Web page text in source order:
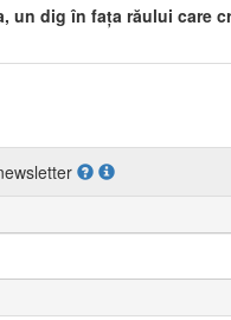
un dig în fața răului care